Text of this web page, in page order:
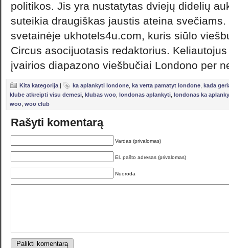
politikos. Jis yra nustatytas dviejų didelių
suteikia draugiškas jaustis ateina
svetainėje ukhotels4u.com, kuris siūlo
Circus asocijuotasis redaktorius.
įvairios diapazono viešbučiai Londono per
Kita kategorija | ka aplankyti londone ka verta pamatyt londone kada
klube atkreipti visu demesi klubas woo londonas aplankyti londonas ka
woo woo club
Rašyti komentarą
Vardas (privalomas)
El. pašto adresas (privalomas)
Nuoroda